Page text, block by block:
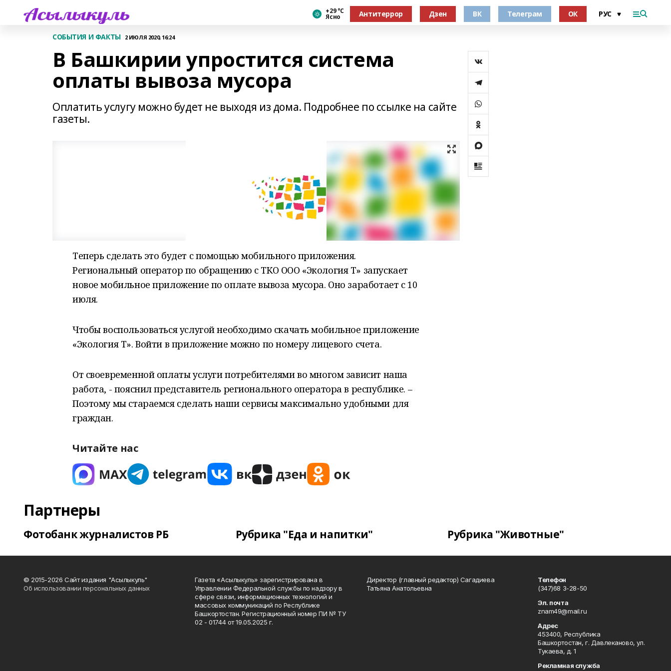
+29 °С
Ясно Антитеррор Дзен ВК Телеграм ОК
СОБЫТИЯ И ФАКТЫ 2 ИЮЛЯ 2020, 16:24
В Башкирии упростится система
оплаты вывоза мусора
Оплатить услугу можно будет не выходя из дома. Подробнее по ссылке на сайте
газеты.
Теперь сделать это будет с помощью мобильного приложения.
Региональный оператор по обращению с ТКО ООО «Экология Т» запускает
новое мобильное приложение по оплате вывоза мусора. Оно заработает с 10
июля.
Чтобы воспользоваться услугой необходимо скачать мобильное приложение
«Экология Т». Войти в приложение можно по номеру лицевого счета.
От своевременной оплаты услуги потребителями во многом зависит наша
работа, - пояснил представитель регионального оператора в республике. –
Поэтому мы стараемся сделать наши сервисы максимально удобными для
граждан.
Читайте нас
Партнеры
Фотобанк журналистов РБ Рубрика "Еда и напитки" Рубрика "Животные"
© 2015-2026 Сайт издания "Асылыкуль"
Об использовании персональных данных
Газета «Асылыкуль» зарегистрирована в
Управлении Федеральной службы по надзору в
сфере связи, информационных технологий и
массовых коммуникаций по Республике
Башкортостан. Регистрационный номер ПИ № ТУ
02 - 01744 от 19.05.2025 г.
Директор (главный редактор) Сагадиева
Татьяна Анатольевна
Телефон
(347)68 3-28-50
Эл. почта
znam49@mail.ru
Адрес
453400, Республика
Башкортостан, г. Давлеканово, ул.
Тукаева, д. 1
Рекламная служба